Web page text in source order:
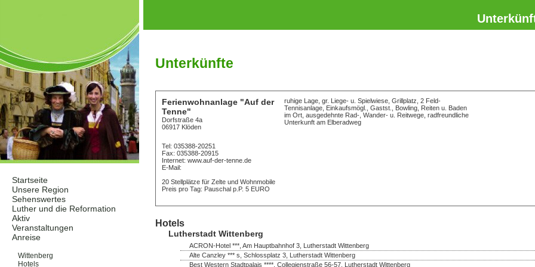
Startseite
Unsere Region
Sehenswertes
Luther und die Reformation
Aktiv
Veranstaltungen
Anreise
Wittenberg
Hotels
Unterkünfte
Ferienwohnanlage "Auf der
Tenne"
Dorfstraße 4a
06917 Klöden
ruhige Lage, gr. Liege- u. Spielwiese, Grillplatz, 2 Feld-
Tennisanlage, Einkaufsmögl., Gastst., Bowling, Reiten u. Baden
im Ort, ausgedehnte Rad-, Wander- u. Reitwege, radfreundliche
Unterkunft am Elberadweg
Tel: 035388-20251
Fax: 035388-20915
Internet: www.auf-der-tenne.de
E-Mail:
20 Stellplätze für Zelte und Wohnmobile
Preis pro Tag: Pauschal p.P. 5 EURO
Hotels
Lutherstadt Wittenberg
ACRON-Hotel ***, Am Hauptbahnhof 3, Lutherstadt Wittenberg
Alte Canzley *** s, Schlossplatz 3, Lutherstadt Wittenberg
Best Western Stadtpalais ****, Collegienstraße 56-57, Lutherstadt Wittenberg